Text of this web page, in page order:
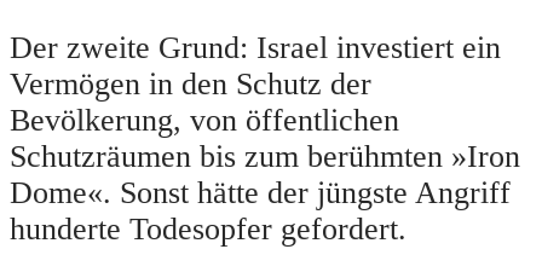
Der zweite Grund: Israel investiert ein
Vermögen in den Schutz der
Bevölkerung, von öffentlichen
Schutzräumen bis zum berühmten »Iron
Dome«. Sonst hätte der jüngste Angriff
hunderte Todesopfer gefordert.